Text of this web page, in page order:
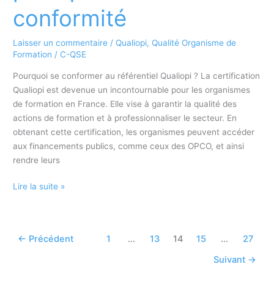
conformité
Laisser un commentaire / Qualiopi, Qualité Organisme de
Formation / C-QSE
Pourquoi se conformer au référentiel Qualiopi ? La certification
Qualiopi est devenue un incontournable pour les organismes
de formation en France. Elle vise à garantir la qualité des
actions de formation et à professionnaliser le secteur. En
obtenant cette certification, les organismes peuvent accéder
aux financements publics, comme ceux des OPCO, et ainsi
rendre leurs
Qualiopi
Guide
Lire la suite »
← Précédent 1 … 13 14 15 …
27
Suivant →